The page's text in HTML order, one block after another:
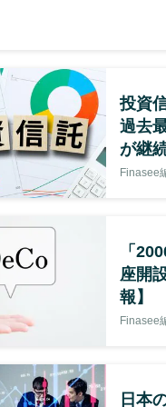
投資
過去
が継
Finasee
「
座開
報】
Finasee
日本